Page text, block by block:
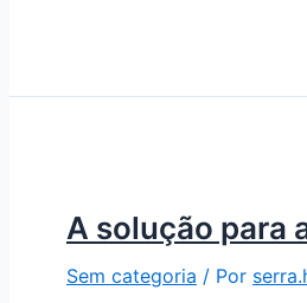
A solução para
Sem categoria / Por